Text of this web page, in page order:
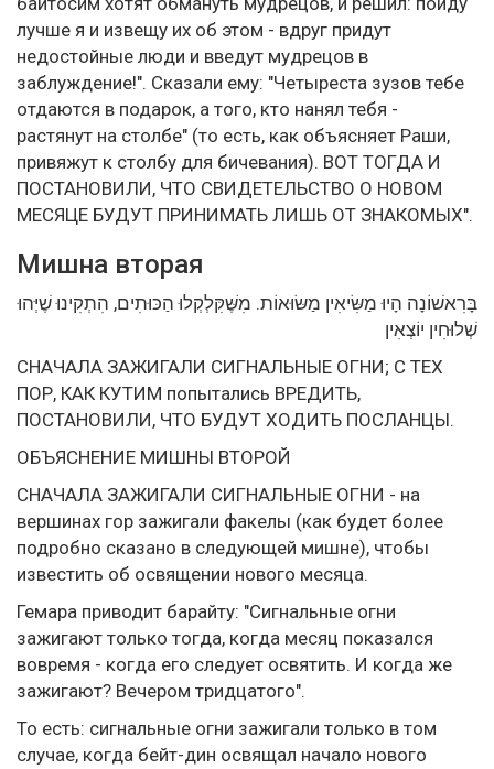
лучше я и извещу их об этом - вдруг придут
недостойные люди и введут мудрецов в
заблуждение!". Сказали ему: "Четыреста зузов тебе
отдаются в подарок, а того, кто нанял тебя -
растянут на столбе" (то есть, как объясняет Раши,
привяжут к столбу для бичевания). ВОТ ТОГДА И
ПОСТАНОВИЛИ, ЧТО СВИДЕТЕЛЬСТВО О НОВОМ
МЕСЯЦЕ БУДУТ ПРИНИМАТЬ ЛИШЬ ОТ ЗНАКОМЫХ".
Мишна вторая
בָּרִאשׁוֹנָה הָיוּ מַשִּׂיאִין מַשּׂוּאוֹת. מִשֶּׁקִּלְקְלוּ הַכּוּתִים, הִתְקִינוּ שֶׁיְּהוּ
שְׁלוּחִין יוֹצְאִין
СНАЧАЛА ЗАЖИГАЛИ СИГНАЛЬНЫЕ ОГНИ; С ТЕХ
ПОР, КАК КУТИМ попытались ВРЕДИТЬ,
ПОСТАНОВИЛИ, ЧТО БУДУТ ХОДИТЬ ПОСЛАНЦЫ.
ОБЪЯСНЕНИЕ МИШНЫ ВТОРОЙ
СНАЧАЛА ЗАЖИГАЛИ СИГНАЛЬНЫЕ ОГНИ - на
вершинах гор зажигали факелы (как будет более
подробно сказано в следующей мишне), чтобы
известить об освящении нового месяца.
Гемара приводит барайту: "Сигнальные огни
зажигают только тогда, когда месяц показался
вовремя - когда его следует освятить. И когда же
зажигают? Вечером тридцатого".
То есть: сигнальные огни зажигали только в том
случае, когда бейт-дин освящал начало нового